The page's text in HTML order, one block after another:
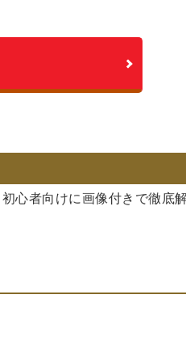
心者向けに画像付きで徹底